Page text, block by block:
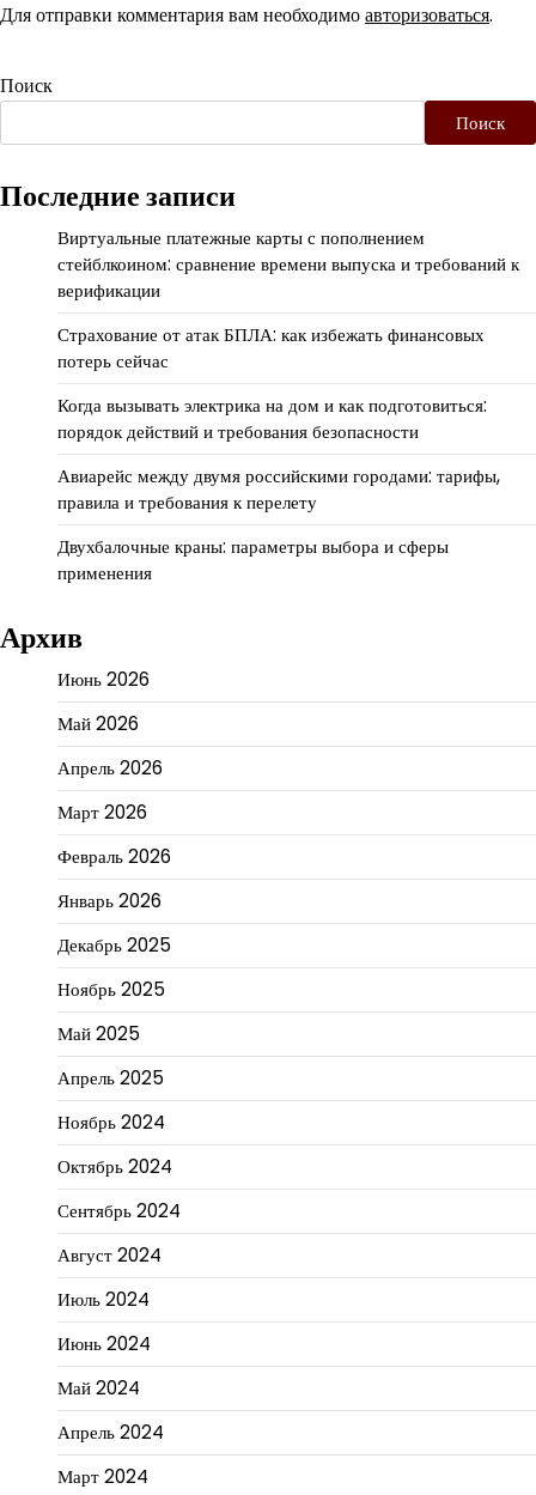
Для отправки комментария вам необходимоавторизоваться.
Поиск
Поиск
Последние записи
Виртуальные платежные карты с пополнением
стейблкоином: сравнение времени выпуска и требований к
верификации
Страхование от атак БПЛА: как избежать финансовых
потерь сейчас
Когда вызывать электрика на дом и как подготовиться:
порядок действий и требования безопасности
Авиарейс между двумя российскими городами: тарифы,
правила и требования к перелету
Двухбалочные краны: параметры выбора и сферы
применения
Архив
Июнь 2026
Май 2026
Апрель 2026
Март 2026
Февраль 2026
Январь 2026
Декабрь 2025
Ноябрь 2025
Май 2025
Апрель 2025
Ноябрь 2024
Октябрь 2024
Сентябрь 2024
Август 2024
Июль 2024
Июнь 2024
Май 2024
Апрель 2024
Март 2024